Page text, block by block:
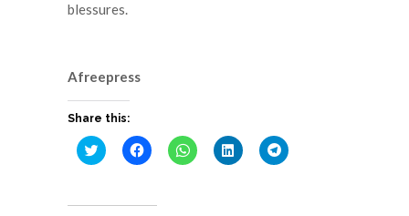
blessures.
Afreepress
Share this:
Cliquez
pour
dans
Cliquez
pour
dans
Cliquez
pour
Cliquez
pour
Cliquez
pour